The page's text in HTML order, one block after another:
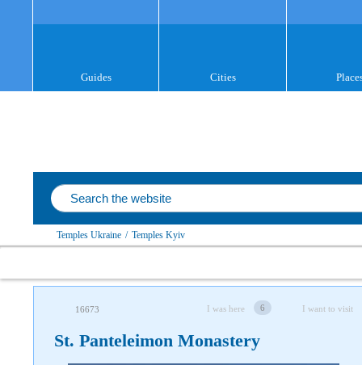
Guides Cities
Temples Ukraine / Temples Kyiv
16673 I was here 6 I want to visit
St. Panteleimon Monastery